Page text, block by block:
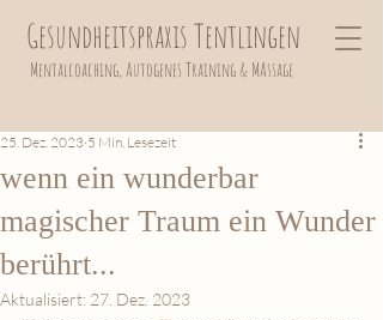
Gesundheitspraxis Tentlingen
Mentalcoaching, Autogenes Training& MAssage
wenn ein wunderbar
magischer Traum ein Wunder
berührt...
25. Dez. 2023 5 Min. Lesezeit
Aktualisiert: 27. Dez. 2023